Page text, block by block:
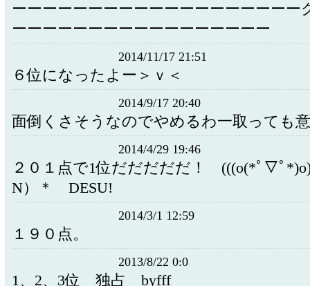
ーーーーーーーーーーーーーーーーーーー
ーーーーーーーーーーーーーーーーー
2014/11/17 21:51
６位になったよー＞ｖ＜
2014/9/17 20:40
面倒くさそうなのでやめるわ一取っても
2014/4/29 19:46
２０１点で1位だだだだだ！ (((o(*ﾟ▽ﾟ
N）＊ DESU!
2014/3/1 12:59
１９０点。
2013/8/22 0:0
1、2、3位 独占 byfff